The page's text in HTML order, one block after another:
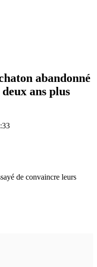
abandonné
ans plus
de convaincre leurs